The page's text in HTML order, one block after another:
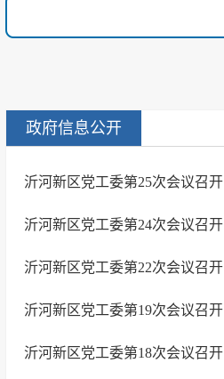
政府信息公开
沂河新区党工委第25次会议召开
沂河新区党工委第24次会议召开
沂河新区党工委第22次会议召开
沂河新区党工委第19次会议召开
沂河新区党工委第18次会议召开